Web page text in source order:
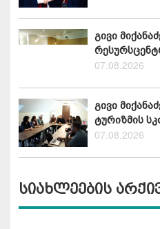
გივი
07.08.2026
გივი
ტურიზმის
07.08.2026
სიახლეების